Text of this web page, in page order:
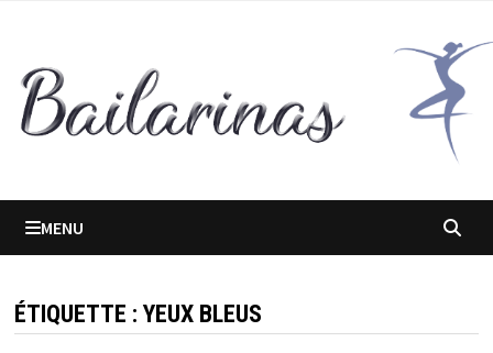
contenu
MENU
ÉTIQUETTE : YEUX BLEUS